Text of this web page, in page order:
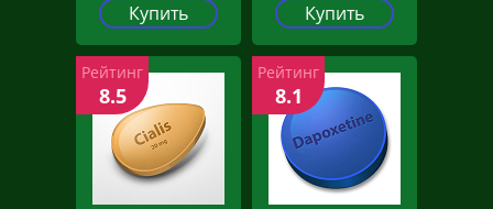
Купить Купить
Рейтинг
8.5
Рейтинг
8.1